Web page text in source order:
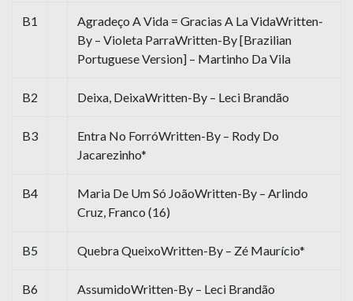
B1
Agradeço A Vida = Gracias A La VidaWritten-
By – Violeta ParraWritten-By [Brazilian
Portuguese Version] – Martinho Da Vila
B2 Deixa, DeixaWritten-By – Leci Brandão
B3
Entra No ForróWritten-By – Rody Do
Jacarezinho*
B4
Maria De Um Só JoãoWritten-By – Arlindo
Cruz, Franco (16)
B5 Quebra QueixoWritten-By – Zé Maurício*
B6 AssumidoWritten-By – Leci Brandão